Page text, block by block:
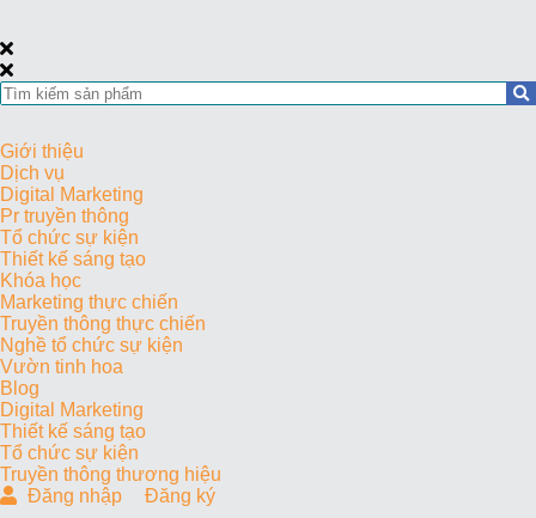
Giới thiệu
Dịch vụ
Digital Marketing
Pr truyền thông
Tổ chức sự kiện
Thiết kế sáng tạo
Khóa học
Marketing thực chiến
Truyền thông thực chiến
Nghề tổ chức sự kiện
Vườn tinh hoa
Blog
Digital Marketing
Thiết kế sáng tạo
Tổ chức sự kiện
Truyền thông thương hiệu
Đăng nhập
Đăng ký